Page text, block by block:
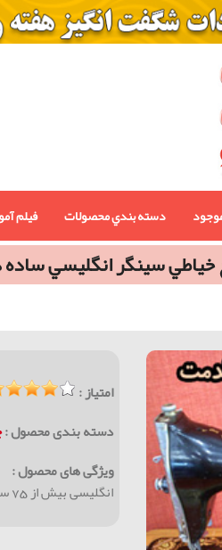
دسته بندي محصولات فیلم
سینگر انگليسي ساده
امتیاز :
دسته بندی محصول :
ویژگی های محصول :
انگلیسی بیش از 75 سال قدمت در حد نو